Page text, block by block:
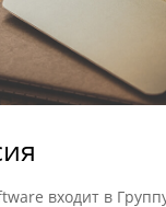
входит в